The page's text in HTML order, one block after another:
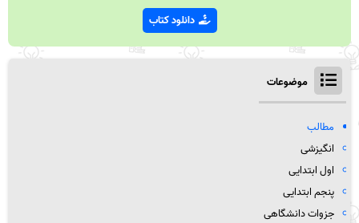
دانلود کتاب
موضوعات
مطالب
انگیزشی
اول ابتدایی
پنجم ابتدایی
جزوات دانشگاهی